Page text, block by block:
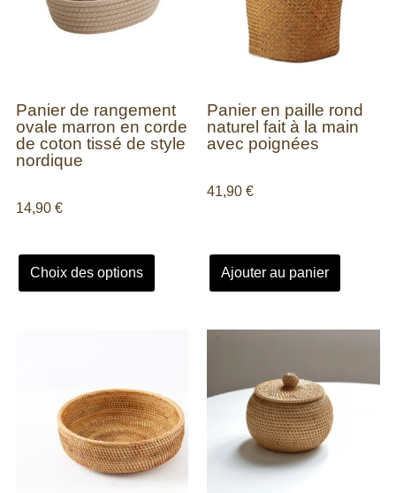
Panier de rangement
ovale marron en corde
de coton tissé de style
nordique
14,90 €
Choix des options
Panier en paille rond
naturel fait à la main
avec poignées
41,90 €
Ajouter au panier